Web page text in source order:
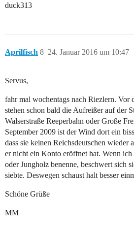
duck313
Aprilfisch 24. Januar 2016 um 10:47
8
Servus,
fahr mal wochentags nach Riezlern. Vor
stehen schon bald die Aufreißer auf der
Walserstraße Reeperbahn oder Große
September 2009 ist der Wind dort ein
dass sie keinen Reichsdeutschen wieder
er nicht ein Konto eröffnet hat. Wenn
oder Jungholz benenne, beschwert sich
siebte. Deswegen schaust halt besser
Schöne Grüße
MM